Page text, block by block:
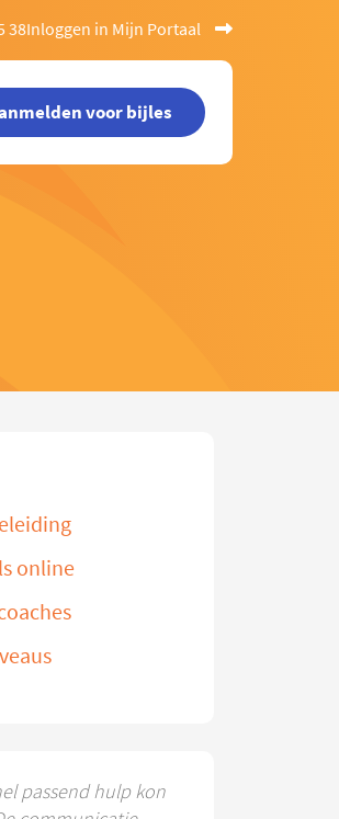
38Inloggen in Mijn Portaal
voor bijles
online
passend hulp kon